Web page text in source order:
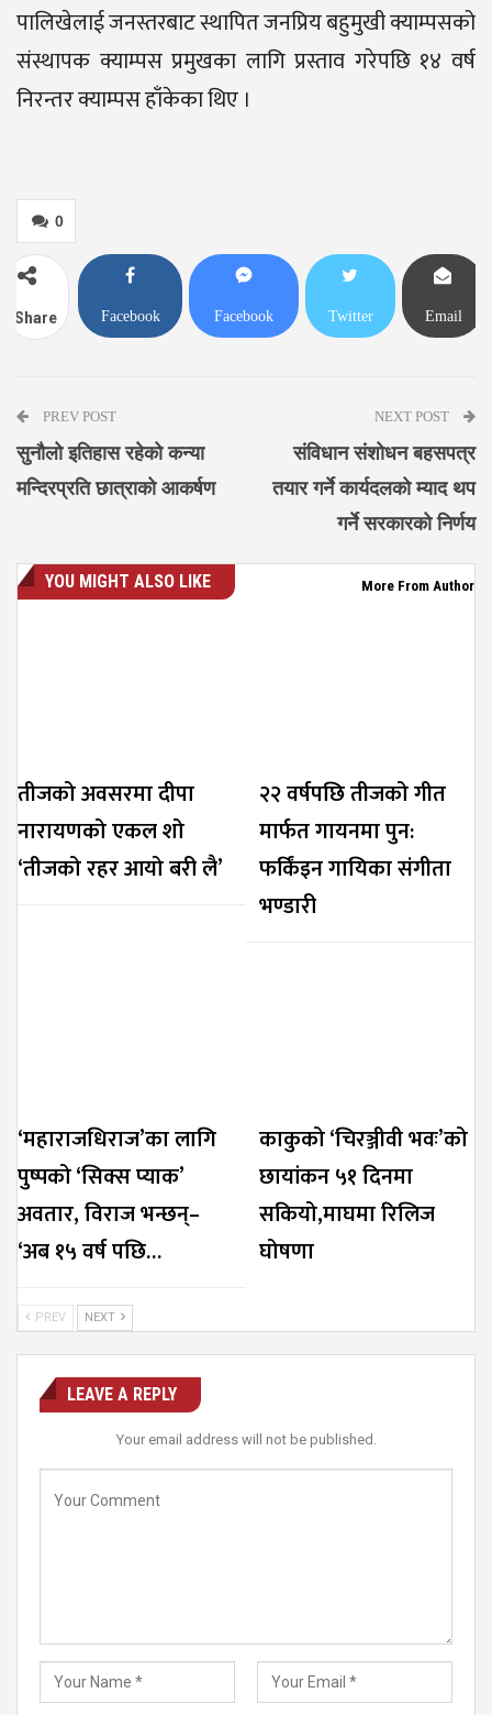
पालिखेलाई जनस्तरबाट स्थापित जनप्रिय बहुमुखी क्याम्पसको
संस्थापक क्याम्पस प्रमुखका लागि प्रस्ताव गरेपछि १४ वर्ष
निरन्तर क्याम्पस हाँकेका थिए ।
0
Share Facebook Facebook Twitter Email
PREV POST
सुनौलो इतिहास रहेको कन्या
मन्दिरप्रति छात्राको आकर्षण
NEXT POST
संविधान संशोधन बहसपत्र
तयार गर्ने कार्यदलको म्याद थप
गर्ने सरकारको निर्णय
YOU MIGHT ALSO LIKE More From Author
तीजको अवसरमा दीपा
नारायणको एकल शो
‘तीजको रहर आयो बरी लै’
२२ वर्षपछि तीजको गीत
मार्फत गायनमा पुन:
फर्किंइन गायिका संगीता
भण्डारी
‘महाराजधिराज’का लागि
पुष्पको ‘सिक्स प्याक’
अवतार, विराज भन्छन्–
‘अब १५ वर्ष पछि…
काकुको ‘चिरञ्जीवी भवः’को
छायांकन ५१ दिनमा
सकियो,माघमा रिलिज
घोषणा
PREV NEXT
LEAVE A REPLY
Your email address will not be published.